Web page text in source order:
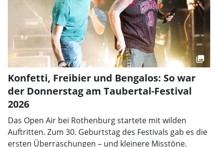
Konfetti, Freibier und Bengalos: So war
der Donnerstag am Taubertal-Festival
2026
Das Open Air bei Rothenburg startete mit wilden
Auftritten. Zum 30. Geburtstag des Festivals gab es die
ersten Überraschungen – und kleinere Misstöne.